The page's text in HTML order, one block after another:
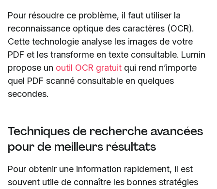
Pour résoudre ce problème, il faut utiliser la
reconnaissance optique des caractères (OCR).
Cette technologie analyse les images de votre
PDF et les transforme en texte consultable. Lumin
propose un outil OCR gratuit qui rend n’importe
quel PDF scanné consultable en quelques
secondes.
Techniques de recherche avancées
pour de meilleurs résultats
Pour obtenir une information rapidement, il est
souvent utile de connaître les bonnes stratégies